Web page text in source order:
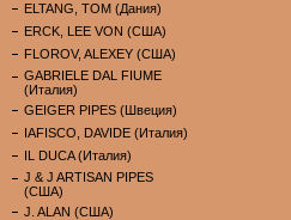
ELTANG, TOM (Дания)
ERCK, LEE VON (США)
FLOROV, ALEXEY (США)
GABRIELE DAL FIUME
(Италия)
GEIGER PIPES (Швеция)
IAFISCO, DAVIDE (Италия)
IL DUCA (Италия)
J & J ARTISAN PIPES
(США)
J. ALAN (США)